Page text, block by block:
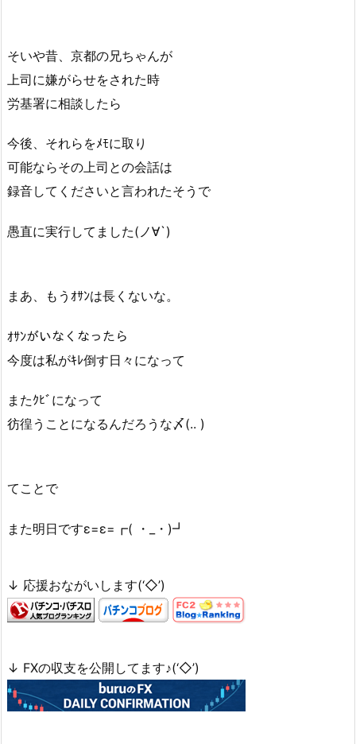
そいや昔、京都の兄ちゃんが
上司に嫌がらせをされた時
労基署に相談したら
今後、それらをﾒﾓに取り
可能ならその上司との会話は
録音してくださいと言われたそうで
愚直に実行してました(ノ∀`)
まあ、もうｵｻﾝは長くないな。
ｵｻﾝがいなくなったら
今度は私がｷﾚ倒す日々になって
またｸﾋﾞになって
彷徨うことになるんだろうな〆(.. )
てことで
また明日ですε=ε=┏( ・_・)┛
↓ 応援おながいします(‘◇’)ゞ
↓ FXの収支を公開してます♪(‘◇’)ゞ